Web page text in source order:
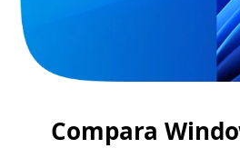
Compara